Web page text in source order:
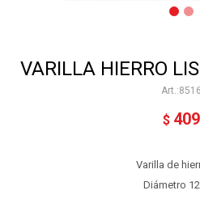
VARILLA HIERRO
8516
$ 409
Varilla de
Diámetro